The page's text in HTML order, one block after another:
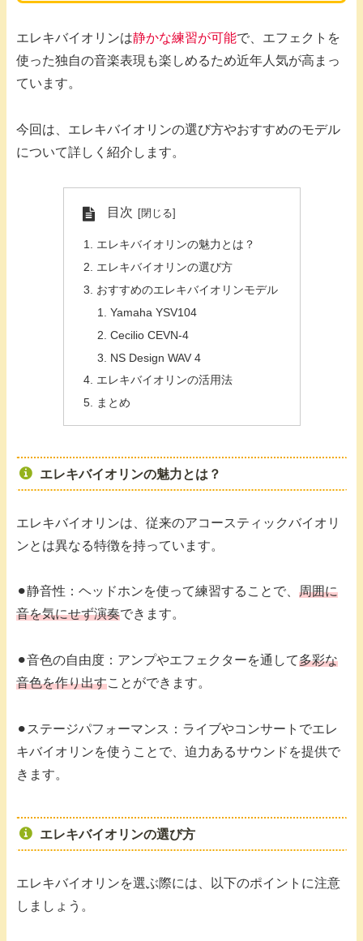
エレキバイオリンは静かな練習が可能で、エフェクトを
使った独自の音楽表現も楽しめるため近年人気が高まっ
ています。
今回は、エレキバイオリンの選び方やおすすめのモデル
について詳しく紹介します。
目次
エレキバイオリンの魅力とは？
エレキバイオリンの選び方
おすすめのエレキバイオリンモデル
Yamaha YSV104
Cecilio CEVN-4
NS Design WAV 4
エレキバイオリンの活用法
まとめ
エレキバイオリンの魅力とは？
エレキバイオリンは、従来のアコースティックバイオリ
ンとは異なる特徴を持っています。
⚫︎静音性：ヘッドホンを使って練習することで、 周囲に
音を気にせず演奏できます。
⚫︎音色の自由度：アンプやエフェクターを通して多彩な
音色を作り出すことができます。
⚫︎ステージパフォーマンス：ライブやコンサートでエレ
キバイオリンを使うことで、迫力あるサウンドを提供で
きます。
エレキバイオリンの選び方
エレキバイオリンを選ぶ際には、以下のポイントに注意
しましょう。